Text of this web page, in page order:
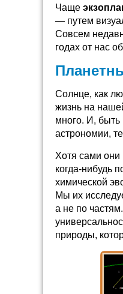
Чаще
— путем
Совсем
годах от нас
Солнце, как
жизнь на
много. И, быть
астрономии,
Хотя сами они
когда-нибудь
химической
Мы их
а не по
природы,